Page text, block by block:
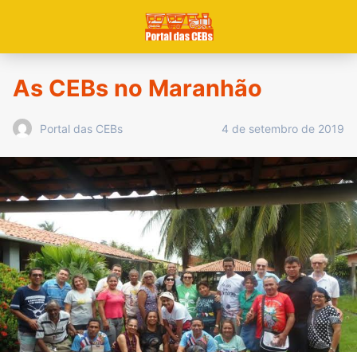
As CEBs no Maranhão
Portal das CEBs 4 de setembro de 2019